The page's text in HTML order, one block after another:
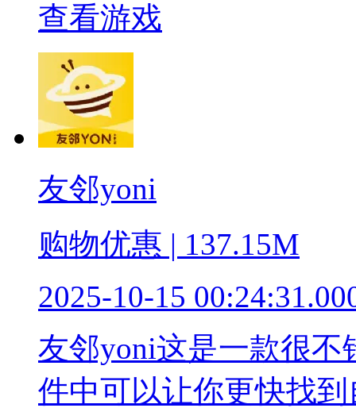
查看游戏
友邻yoni
购物优惠 | 137.15M
2025-10-15
友邻yoni这是一款很
件中可以让你更快找